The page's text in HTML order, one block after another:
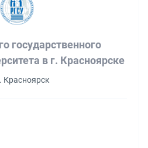
государственного
в г. Красноярске
Красноярск